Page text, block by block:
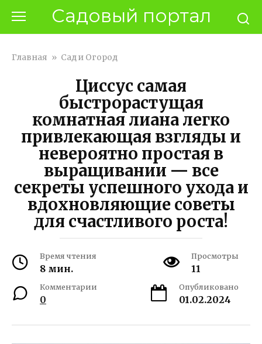
контенту
Садовый портал
Главная » Сад и Огород
Циссус самая
быстрорастущая
комнатная лиана легко
привлекающая взгляды и
невероятно простая в
выращивании — все
секреты успешного ухода и
вдохновляющие советы
для счастливого роста!
Время чтения
8 мин.
Просмотры
11
Комментарии
0
Опубликовано
01.02.2024